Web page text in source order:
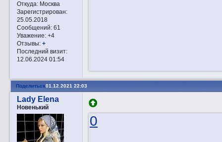
Откуда:Москва
Зарегистрирован:
25.05.2018
Сообщений:61
Уважение: +4
Отзывы: +
Последний визит:
12.06.2024 01:54
Поделиться01.12.2021 22:03
Lady Elena
Новенький
0